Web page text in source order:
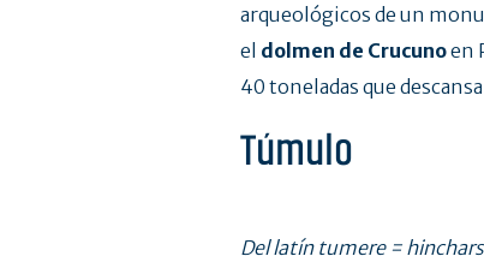
arqueológicos de un
el dolmen de Crucunoen
40 toneladas que
Túmulo
Del latín tumere =